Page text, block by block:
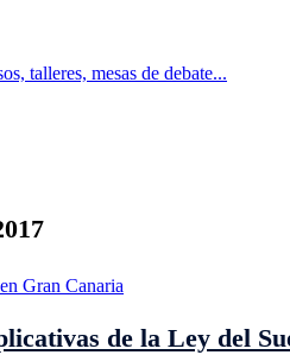
talleres, mesas de debate...
de la Ley del